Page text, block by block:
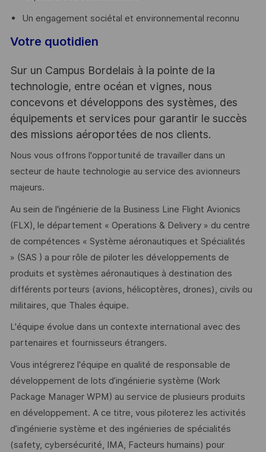
Un engagement sociétal et environnemental reconnu
Votre quotidien
Sur un Campus Bordelais à la pointe de la
technologie, entre océan et vignes, nous
concevons et développons des systèmes, des
équipements et services pour garantir le succès
des missions aéroportées de nos clients.
Nous vous offrons l'opportunité de travailler dans un
secteur de haute technologie au service des avionneurs
majeurs.
Au sein de l'ingénierie de la Business Line Flight Avionics
(FLX), le département « Operations & Delivery » du centre
de compétences « Système aéronautiques et Spécialités
» (SAS ) a pour rôle de piloter les développements de
produits et systèmes aéronautiques à destination des
différents porteurs (avions, hélicoptères, drones), civils ou
militaires, que Thales équipe.
L'équipe évolue dans un contexte international avec des
partenaires et fournisseurs étrangers.
Vous intégrerez l'équipe en qualité de responsable de
développement de lots d’ingénierie système (Work
Package Manager WPM) au service de plusieurs produits
en développement. A ce titre, vous piloterez les activités
d’ingénierie système et des ingénieries de spécialités
(safety, cybersécurité, IMA, Facteurs humains) pour